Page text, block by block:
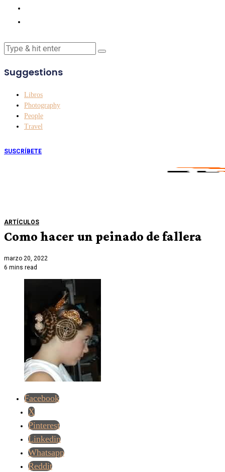
Suggestions
Libros
Photography
People
Travel
SUSCRÍBETE
ARTÍCULOS
Como hacer un peinado de fallera
marzo 20, 2022
6 mins read
Facebook
X
Pinterest
Linkedin
Whatsapp
Reddit